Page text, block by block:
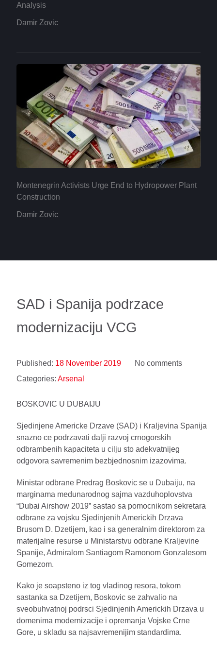
Analysis
Damir Zovic
Montenegrin Activists Urge End to Hydropower Plant
Construction
Damir Zovic
SAD i Spanija podrzace
modernizaciju VCG
Published: 18 November 2019
No comments
Categories: Arsenal
BOSKOVIC U DUBAIJU
Sjedinjene Americke Drzave (SAD) i Kraljevina Spanija
snazno ce podrzavati dalji razvoj crnogorskih
odbrambenih kapaciteta u cilju sto adekvatnijeg
odgovora savremenim bezbjednosnim izazovima.
Ministar odbrane Predrag Boskovic se u Dubaiju, na
marginama medunarodnog sajma vazduhoplovstva
“Dubai Airshow 2019” sastao sa pomocnikom sekretara
odbrane za vojsku Sjedinjenih Americkih Drzava
Brusom D. Dzetijem, kao i sa generalnim direktorom za
materijalne resurse u Ministarstvu odbrane Kraljevine
Spanije, Admiralom Santiagom Ramonom Gonzalesom
Gomezom.
Kako je soapsteno iz tog vladinog resora, tokom
sastanka sa Dzetijem, Boskovic se zahvalio na
sveobuhvatnoj podrsci Sjedinjenih Americkih Drzava u
domenima modernizacije i opremanja Vojske Crne
Gore, u skladu sa najsavremenijim standardima.